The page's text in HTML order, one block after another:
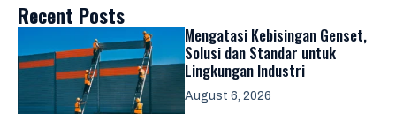
Recent Posts
Mengatasi Kebisingan Genset,
Solusi dan Standar untuk
Lingkungan Industri
August 6, 2026